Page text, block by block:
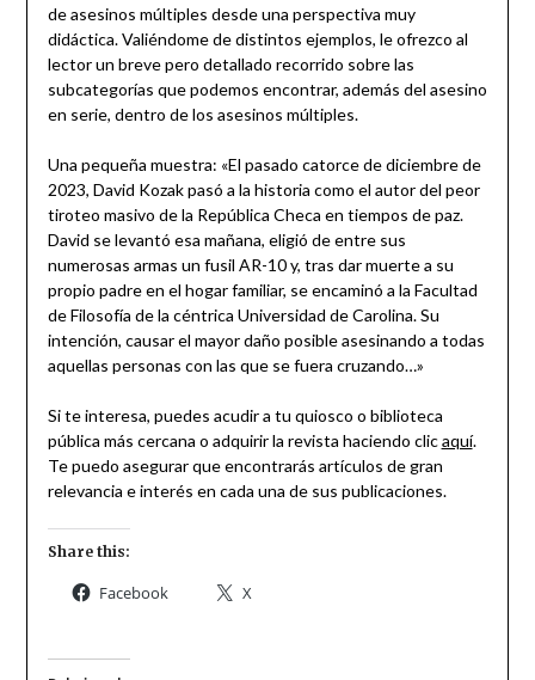
de asesinos múltiples desde una perspectiva muy
didáctica. Valiéndome de distintos ejemplos, le ofrezco al
lector un breve pero detallado recorrido sobre las
subcategorías que podemos encontrar, además del asesino
en serie, dentro de los asesinos múltiples.
Una pequeña muestra: «El pasado catorce de diciembre de
2023, David Kozak pasó a la historia como el autor del peor
tiroteo masivo de la República Checa en tiempos de paz.
David se levantó esa mañana, eligió de entre sus
numerosas armas un fusil AR-10 y, tras dar muerte a su
propio padre en el hogar familiar, se encaminó a la Facultad
de Filosofía de la céntrica Universidad de Carolina. Su
intención, causar el mayor daño posible asesinando a todas
aquellas personas con las que se fuera cruzando…»
Si te interesa, puedes acudir a tu quiosco o biblioteca
pública más cercana o adquirir la revista haciendo clicaquí.
Te puedo asegurar que encontrarás artículos de gran
relevancia e interés en cada una de sus publicaciones.
Share this:
Facebook X